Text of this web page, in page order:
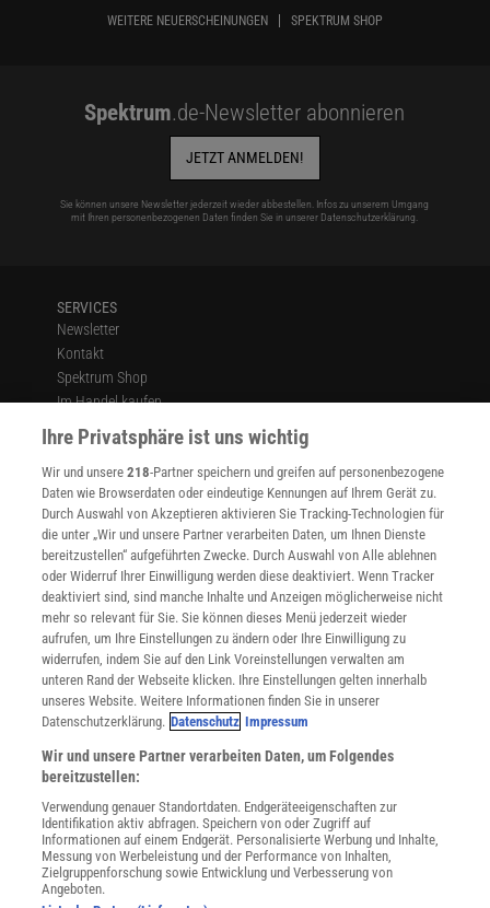
WEITERE NEUERSCHEINUNGEN SPEKTRUM SHOP
Spektrum.de-Newsletter abonnieren
JETZT ANMELDEN!
Sie können unsere Newsletter jederzeit wieder abbestellen. Infos zu unserem Umgang
mit Ihren personenbezogenen Daten finden Sie in unserer Datenschutzerklärung
SERVICES
Newsletter
Kontakt
Spektrum Shop
Im Handel kaufen
Presse
Verträge kündigen
Widerruf
INFO
Mediadaten
Datenschutz
Nutzungsbedingungen
Cookie-Einstellungen
Utiq verwalten
Nutzungsbasierte Onlinewerbung
Alle Artikel
Impressum
Angebote für Schulen
Angebote für Institutionen
Sprachen lernen mit Gymglish
Lexika
Für Spektrum schreiben
Zugänglichkeitserklärung
Ihre Privatsphäre ist uns wichtig
Wir und unsere218-Partner speichern und greifen auf personenbezogene
Daten wie Browserdaten oder eindeutige Kennungen auf Ihrem Gerät zu.
Durch Auswahl von Akzeptieren aktivieren Sie Tracking-Technologien für
die unter „Wir und unsere Partner verarbeiten Daten, um Ihnen Dienste
bereitzustellen“ aufgeführten Zwecke. Durch Auswahl von Alle ablehnen
oder Widerruf Ihrer Einwilligung werden diese deaktiviert. Wenn Tracker
deaktiviert sind, sind manche Inhalte und Anzeigen möglicherweise nicht
mehr so relevant für Sie. Sie können dieses Menü jederzeit wieder
aufrufen, um Ihre Einstellungen zu ändern oder Ihre Einwilligung zu
widerrufen, indem Sie auf den Link Voreinstellungen verwalten am
unteren Rand der Webseite klicken. Ihre Einstellungen gelten innerhalb
unseres Website. Weitere Informationen finden Sie in unserer
Datenschutzerklärung. Datenschutz Impressum
Wir und unsere Partner verarbeiten Daten, um Folgendes
bereitzustellen:
Verwendung genauer Standortdaten. Endgeräteeigenschaften zur
Identifikation aktiv abfragen. Speichern von oder Zugriff auf
Informationen auf einem Endgerät. Personalisierte Werbung und Inhalte,
Messung von Werbeleistung und der Performance von Inhalten,
Zielgruppenforschung sowie Entwicklung und Verbesserung von
Angeboten.